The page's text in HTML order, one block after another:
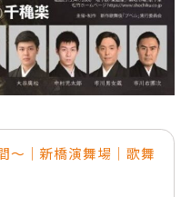
～｜新橋演舞場｜歌舞